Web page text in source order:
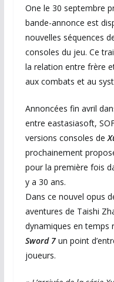
One le 30 septembre
bande-annonce est
nouvelles séquences
consoles du jeu. Ce
la relation entre frère
aux combats et au
Annoncées fin avril
entre eastasiasoft,
versions consoles de
prochainement
pour la première fois
y a 30 ans.
Dans ce nouvel opus
aventures de Taishi
dynamiques en
Sword 7un point
joueurs.